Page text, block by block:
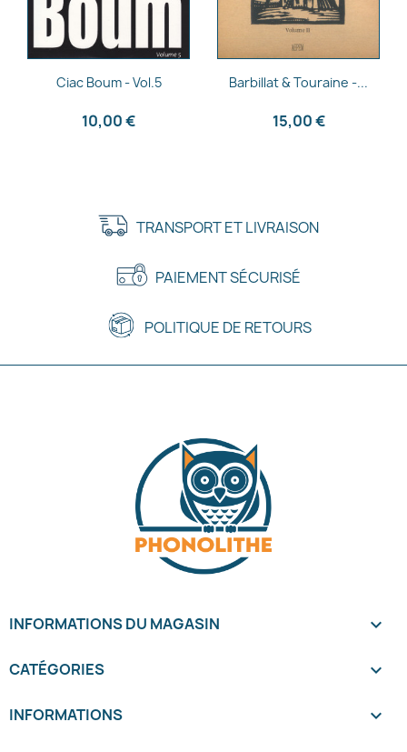
Aperçu rapide
Ciac Boum - Vol.5
10,00 €
Aperçu rapide
Barbillat & Touraine -...
15,00 €
TRANSPORT ET LIVRAISON
PAIEMENT SÉCURISÉ
POLITIQUE DE RETOURS
INFORMATIONS DU MAGASIN keyboard_arrow_down
CATÉGORIES 
INFORMATIONS 